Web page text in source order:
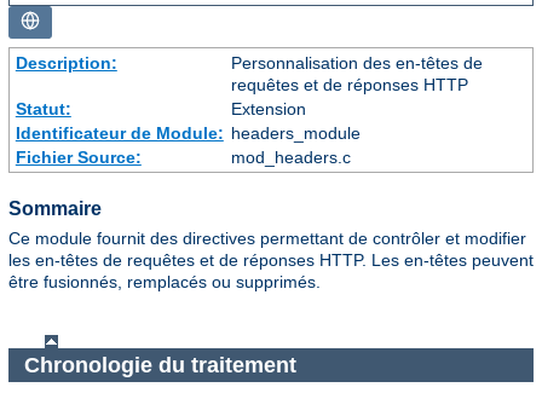
Description:
Personnalisation des en-têtes de
requêtes et de réponses HTTP
Statut:
Extension
Identificateur de Module: headers_module
Fichier Source:
mod_headers.c
Sommaire
Ce module fournit des directives permettant de contrôler et modifier
les en-têtes de requêtes et de réponses HTTP. Les en-têtes peuvent
être fusionnés, remplacés ou supprimés.
Chronologie du traitement